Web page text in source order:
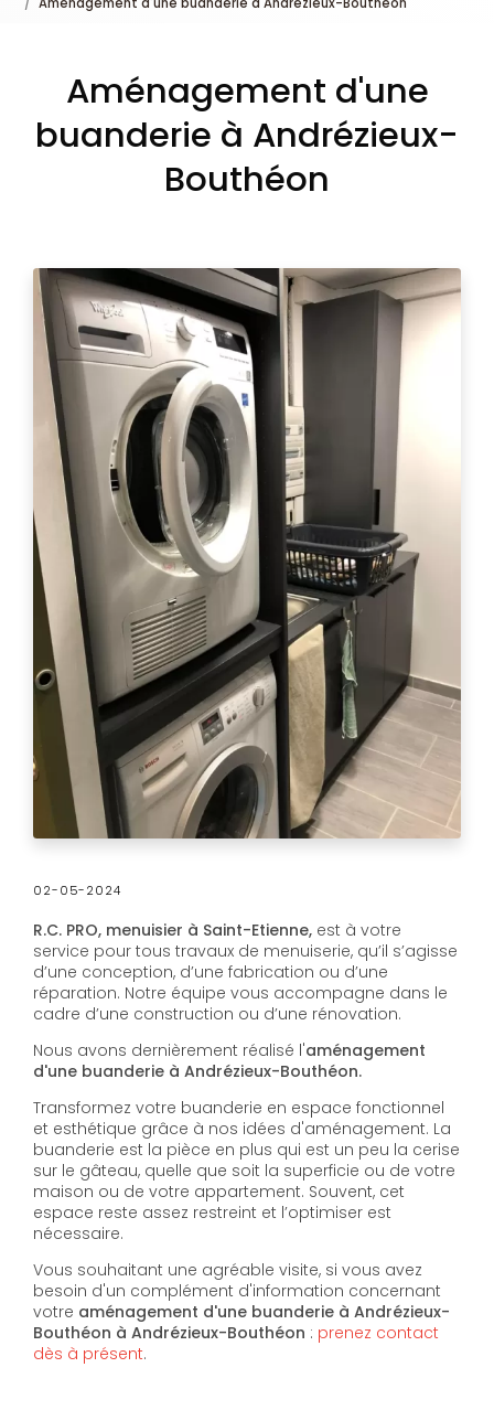
Aménagement d'une
buanderie à Andrézieux-
Bouthéon
02-05-2024
R.C. PRO, menuisier à Saint-Etienne, est à votre
service pour tous travaux de menuiserie, qu’il s’agisse
d’une conception, d’une fabrication ou d’une
réparation. Notre équipe vous accompagne dans le
cadre d’une construction ou d’une rénovation.
Nous avons dernièrement réalisé l'aménagement
d'une buanderie à Andrézieux-Bouthéon.
Transformez votre buanderie en espace fonctionnel
et esthétique grâce à nos idées d'aménagement. La
buanderie est la pièce en plus qui est un peu la cerise
sur le gâteau, quelle que soit la superficie ou de votre
maison ou de votre appartement. Souvent, cet
espace reste assez restreint et l’optimiser est
nécessaire.
Vous souhaitant une agréable visite, si vous avez
besoin d'un complément d'information concernant
votre aménagement d'une buanderie à Andrézieux-
Bouthéon à Andrézieux-Bouthéon : prenez contact
dès à présent.